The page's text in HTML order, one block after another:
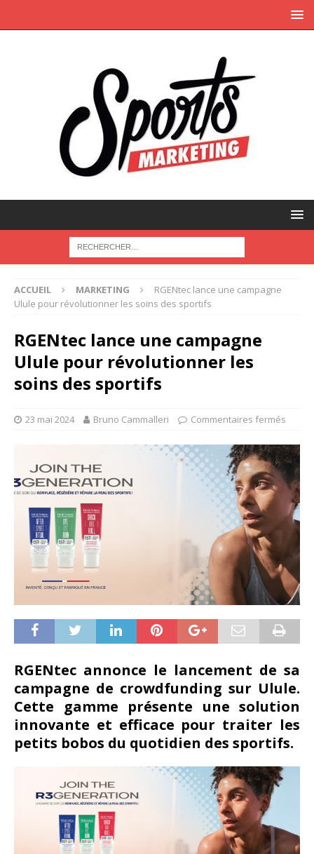
ACCUEIL MARKETING
RGENtec lance une campagne
Ulule pour révolutionner les soins des sportifs
RGENtec lance une campagne
Ulule pour révolutionner les
soins des sportifs
23 mai 2024 Bruno Cammalleri Commentaires fermés
RGENtec annonce le lancement de sa
campagne de crowdfunding sur Ulule.
Cette gamme présente une solution
innovante et efficace pour traiter les
petits bobos du quotidien des sportifs.